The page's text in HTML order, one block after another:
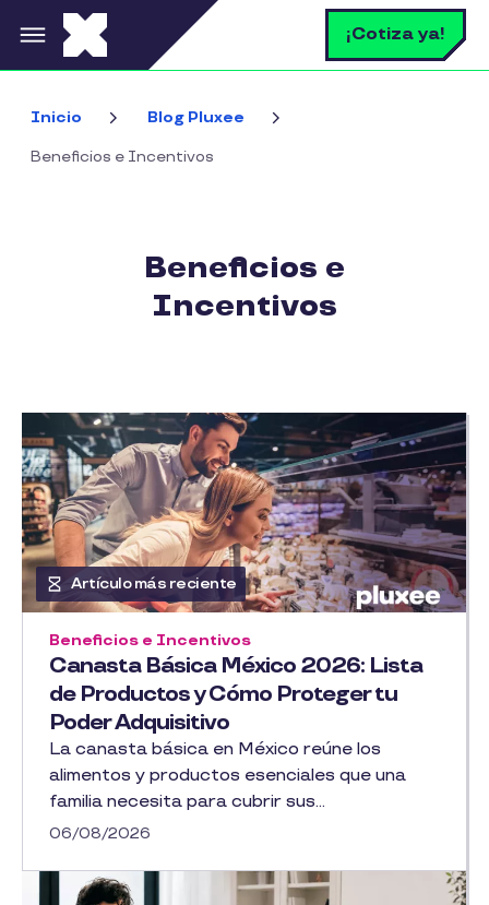
Pasar al contenido principal ¡Cotiza ya!
Inicio Blog Pluxee
Beneficios e Incentivos
Beneficios e
Incentivos
Artículo más reciente
Canasta Básica México 2026: Lista
de Productos y Cómo Proteger tu
Poder Adquisitivo
Beneficios e Incentivos
La canasta básica en México reúne los
alimentos y productos esenciales que una
familia necesita para cubrir sus...
06/08/2026